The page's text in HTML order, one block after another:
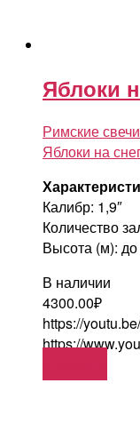
Яблоки
Римские свечи
Яблоки на
Калибр: 1,9″
Количество
Высота (м):
В наличии
4300.00₽
https://
https://